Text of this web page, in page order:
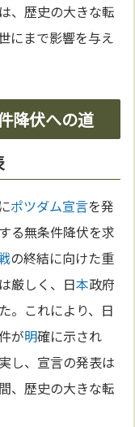
、歴史の大きな転
にまで影響を与え
降伏への道
ポツダム宣言を発
る無条件降伏を求
の終結に向けた重
厳しく、日本政府
。これにより、日
が明確に示され
し、宣言の発表は
、歴史の大きな転